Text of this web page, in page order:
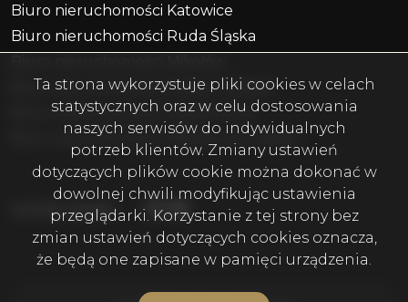
Biuro nieruchomości Katowice
Biuro nieruchomości Ruda Śląska
Biuro nieruchomości Piekary Śląskie
Biuro nieruchomości Radzionków
Biuro nieruchomości Miasteczko Śląskie
social media Facebook
Facebook
Facebook
Ta strona wykorzystuje pliki cookies w celach
statystycznych oraz w celu dostosowania
naszych serwisów do indywidualnych
potrzeb klientów. Zmiany ustawień
dotyczących plików cookie można dokonać w
dowolnej chwili modyfikując ustawienia
przeglądarki. Korzystanie z tej strony bez
zmian ustawień dotyczących cookies oznacza,
że będą one zapisane w pamięci urządzenia.